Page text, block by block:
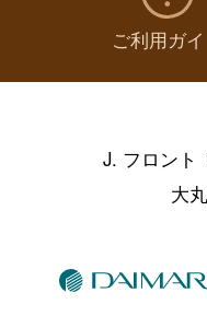
ご利用ガ
J. フロント
大